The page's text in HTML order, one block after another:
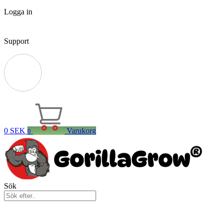
Logga in
Support
0 SEK 0 Varukorg
Sök